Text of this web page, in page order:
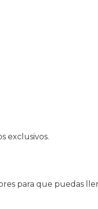
exclusivos.
para que puedas